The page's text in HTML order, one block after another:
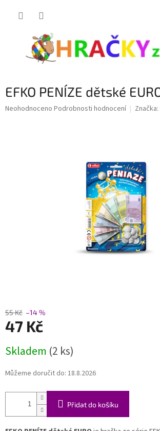
EFKO PENÍZE dětské
Průměrné
Neohodnoceno Podrobnosti hodnocení Značka:
55 Kč –14 %
47 Kč
cena:
Skladem (2 ks)
Můžeme doručit do: 18.8.2026
Přidat do košíku